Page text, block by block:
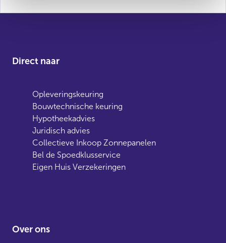
Direct naar
Opleveringskeuring
Bouwtechnische keuring
Hypotheekadvies
Juridisch advies
Collectieve Inkoop Zonnepanelen
Bel de Spoedklusservice
Eigen Huis Verzekeringen
Over ons